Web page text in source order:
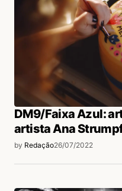
DM9/Faixa Azul:
artista Ana
by Redação26/07/2022